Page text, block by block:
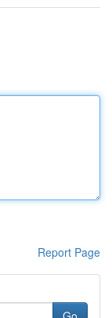
Report Page